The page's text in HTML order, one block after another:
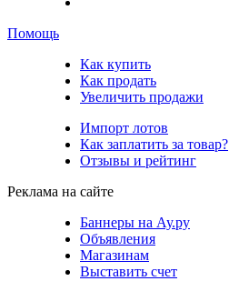
Помощь
Как купить
Как продать
Увеличить продажи
Импорт лотов
Как заплатить за товар?
Отзывы и рейтинг
Реклама на сайте
Баннеры на Ау.ру
Объявления
Магазинам
Выставить счет